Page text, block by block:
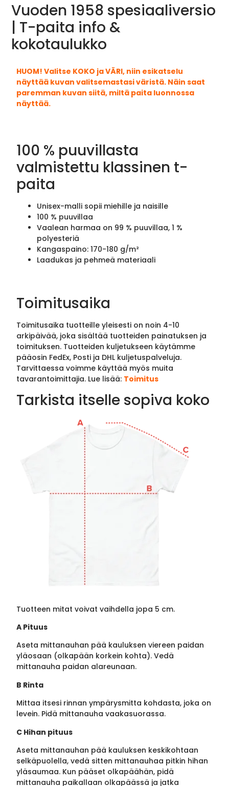
Vuoden 1958 spesiaaliversio
| T-paita info &
kokotaulukko
HUOM! Valitse KOKO ja VÄRI, niin esikatselu
näyttää kuvan valitsemastasi väristä. Näin saat
paremman kuvan siitä, miltä paita luonnossa
näyttää.
100 % puuvillasta
valmistettu klassinen t-
paita
Unisex-malli sopii miehille ja naisille
100 % puuvillaa
Vaalean harmaa on 99 % puuvillaa, 1 %
polyesteriä
Kangaspaino: 170-180 g/m²
Laadukas ja pehmeä materiaali
Toimitusaika
Toimitusaika tuotteille yleisesti on noin 4-10
arkipäivää, joka sisältää tuotteiden painatuksen ja
toimituksen. Tuotteiden kuljetukseen käytämme
pääosin FedEx, Posti ja DHL kuljetuspalveluja.
Tarvittaessa voimme käyttää myös muita
tavarantoimittajia. Lue lisää: Toimitus
Tarkista itselle sopiva koko
Tuotteen mitat voivat vaihdella jopa 5 cm.
A Pituus
Aseta mittanauhan pää kauluksen viereen paidan
yläosaan (olkapään korkein kohta). Vedä
mittanauha paidan alareunaan.
B Rinta
Mittaa itsesi rinnan ympärysmitta kohdasta, joka on
levein. Pidä mittanauha vaakasuorassa.
C Hihan pituus
Aseta mittanauhan pää kauluksen keskikohtaan
selkäpuolella, vedä sitten mittanauhaa pitkin hihan
yläsaumaa. Kun pääset olkapäähän, pidä
mittanauha paikallaan olkapäässä ja jatka